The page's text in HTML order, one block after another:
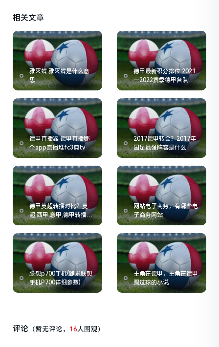
相关文章
雅灭蝶 雅灭蝶是什么意
思
德甲最新积分排位 2021
一2022赛季德甲各队积
分
德甲直播器 德甲直播哪
个app直播堆fc3典tv
2017德甲转会？2017年
国足最强阵容是什么
德甲英超转播对比？英
超,西甲,意甲,德甲转播费
用的情况如何
网站电子商务，有哪些电
子商务网站
联想p700手机(跪求联想
手机P700详细参数)
主角在德甲，主角在德甲
踢过球的小说
评论 （暂无评论， 16人围观）